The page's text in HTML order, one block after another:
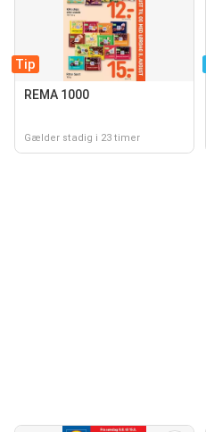
Tip
REMA 1000
Gælder stadig i 23 timer